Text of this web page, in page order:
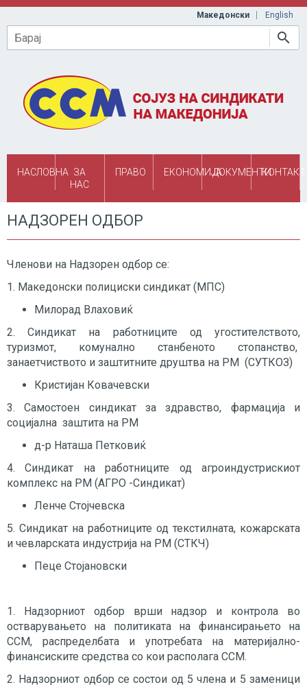
Skip to main content
Македонски English
Барај
НАСЛОВНА ЗА
НАС
ПРАВО ЕКОНОМИЈАДОКУМЕНТИКОНТАКТ
НАДЗОРЕН ОДБОР
Членови на Надзорен одбор се:
1. Македонски полициски синдикат (МПС)
Милорад Влаховиќ
2. Синдикат на работниците од угостителството,
туризмот, комунално станбеното стопанство,
занаетчиството и заштитните друштва на РМ (СУТКОЗ)
Кристијан Ковачевски
3. Самостоен синдикат за здравство, фармација и
социјална заштита на РМ
д-р Наташа Петковиќ
4. Синдикат на работниците од агроиндустрискиот
комплекс на РМ (АГРО -Синдикат)
Ленче Стојчевска
5. Синдикат на работниците од текстилната, кожарската
и чевларската индустрија на РМ (СТКЧ)
Пеце Стојановски
1. Надзорниот одбор врши надзор и контрола во
остварувањето на политиката на финансирањето на
ССМ, распределбата и употребата на материјално-
финансиските средства со кои располага ССМ.
2. Надзорниот одбор се состои од 5 члена и 5 заменици